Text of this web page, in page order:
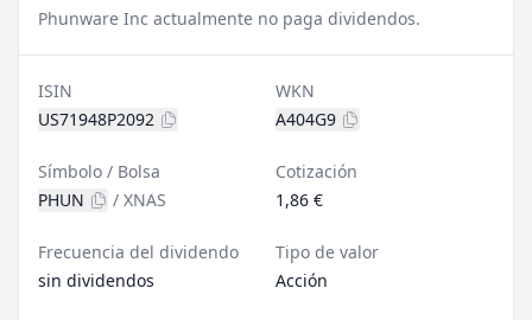
Phunware Inc actualmente no paga dividendos.
ISIN
US71948P2092
WKN
A404G9
Símbolo / Bolsa
PHUN
/ XNAS
Cotización
1,86 €
Frecuencia del dividendo
sin dividendos
Tipo de valor
Acción